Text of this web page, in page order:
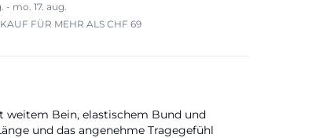
- mo. 17. aug.
FÜR MEHR ALS CHF 69
weitem Bein, elastischem Bund und
und das angenehme Tragegefühl